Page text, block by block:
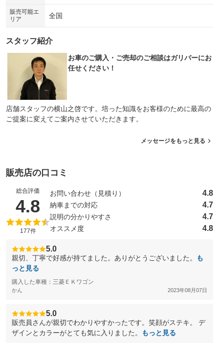
販売可能エ
リア
全国
スタッフ紹介
お車のご購入・ご売却のご相談はガリバーにお
任せください！
店舗スタッフの横山之啓です。培った知識をお客様のために最高の
ご提案に変えてご案内させていただきます。
メッセージをもっと見る
販売店の口コミ
総合評価
4.8 （5点満点中）
177件
お問い合わせ（見積り） 4.8
納車までの対応 4.7
説明の分かりやすさ 4.7
オススメ度 4.8
5.0
親切、丁寧で好感が持てました。ありがとうございました。
も
っと見る
購入した車種：三菱ＥＫワゴン
かん 2023年08月07日
5.0
販売員さんが親切でわかりやすかったです。笑顔がステキ。 デ
ザインとカラーがとても気に入りました。
もっと見る